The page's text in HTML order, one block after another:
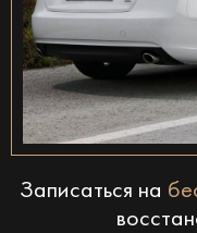
Записаться на